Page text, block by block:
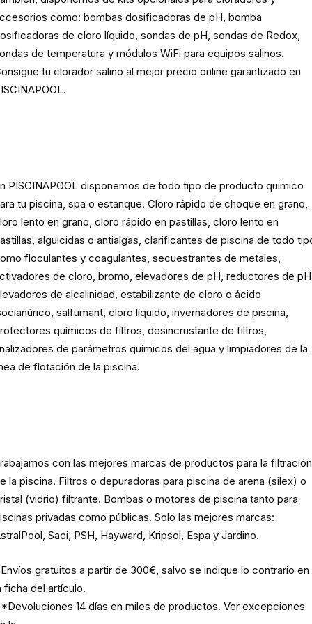
como: bombas dosificadoras de pH, bomba
de cloro líquido, sondas de pH, sondas de Redox,
de temperatura y módulos WiFi para equipos salinos.
tu clorador salino al mejor precio online garantizado en
PISCINAPOOL disponemos de todo tipo de producto químico
tu piscina, spa o estanque. Cloro rápido de choque en grano,
lento en grano, cloro rápido en pastillas, cloro lento en
alguicidas o antialgas, clarificantes de piscina de todo
floculantes y coagulantes, secuestrantes de metales,
de cloro, bromo, elevadores de pH, reductores de
de alcalinidad, estabilizante de cloro o ácido
salfumant, cloro líquido, invernadores de piscina,
químicos de filtros, desincrustante de filtros,
de parámetros químicos del agua y limpiadores de la
de flotación de la piscina.
con las mejores marcas de productos para la filtración
la piscina. Filtros o depuradoras para piscina de arena (silex) o
(vidrio) filtrante. Bombas o motores de piscina tanto para
privadas como públicas. Solo las mejores marcas:
Saci, PSH, Hayward, Kripsol, Espa y Jardino.
gratuitos a partir de 300€, salvo se indique lo contrario en
ficha del artículo.
14 días en miles de productos. Ver excepciones